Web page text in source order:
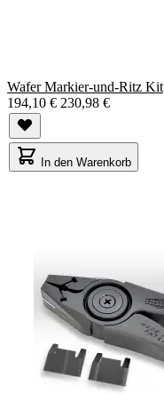
Wafer Markier-und-Ritz Kit
194,10 € 230,98 €
In den Warenkorb